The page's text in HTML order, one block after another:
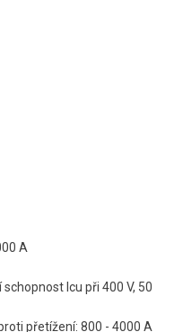
A
Icu při 400 V, 50
přetížení: 800 - 4000 A